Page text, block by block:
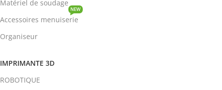
Matériel de soudage
Accessoires menuiserie
NEW
Organiseur
IMPRIMANTE 3D
ROBOTIQUE